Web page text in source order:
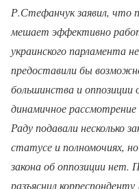
Р.Стефанчук заявил, что
мешает эффективно
украинского парламента
предоставили бы
большинства и оппозиции
динамичное
Раду подавали несколько
статусе и полномочиях,
закона об оппозиции нет.
разъяснил